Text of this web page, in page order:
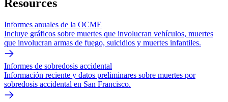
Resources
Informes anuales de la OCME
Incluye gráficos sobre muertes que involucran vehículos, muertes
que involucran armas de fuego, suicidios y muertes infantiles.
Informes de sobredosis accidental
Información reciente y datos preliminares sobre muertes por
sobredosis accidental en San Francisco.